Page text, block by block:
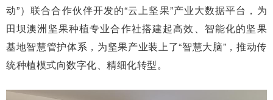
动”）联合合作伙伴开发的“云上坚果”产业大数据平台，为
田坝澳洲坚果种植专业合作社搭建起高效、智能化的坚果
基地智慧管护体系，为坚果产业装上了“智慧大脑”，推动传
统种植模式向数字化、精细化转型。